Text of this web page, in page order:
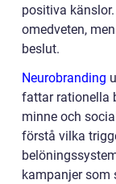
positiva
omedveten,
beslut.
Neurobranding
fattar rationella
minne och
förstå vilka
kampanjer som